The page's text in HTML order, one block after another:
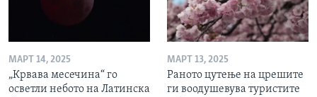
МАРТ 14, 2025
„Крвава месечина“ го
осветли небото на Латинска
МАРТ 13, 2025
Раното цутење на црешите
ги воодушевува туристите